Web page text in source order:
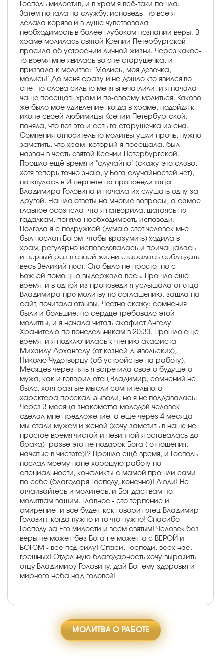
Господь милостив, и в храм я всё-таки пошла.
Затем попала на службу, исповедь, но все я
делала коряво и в душе чувствовала
необходимость в более глубоком познании веры. В
храме молилась святой Ксении Петербургской,
просила об устроении личной жизни. Через какое-
то время мне явилась во сне старушечка, и
призвала к молитве: "Молись, моя девочка,
молись!" До меня сразу и не дошло кто явился во
сне, но слова сильно меня впечатлили, и я начала
чаще посещать храм и по-своему молиться. Каково
же было мое удивление, когда в храме, подойдя к
иконе своей любимицы Ксении Петербургской,
поняла, что вот это и есть та старушечка из сна.
Сомнения относительно молитвы ушли прочь, нужно
заметить, что храм, который я посещала, был
назван в честь святой Ксении Петербургской.
Прошло ещё время и "случайно" (скажу это слово,
хотя теперь точно знаю, у Бога случайностей нет),
наткнулась в Интернете на проповеди отца
Владимира Головина и начала их слушать одну за
другой. Нашла ответы на многие вопросы, а самое
главное осознала, что я натворила, шатаясь по
гадалкам, поняла необходимость исповеди.
Полгода я с подружкой (думаю этот человек мне
был послан Богом, чтобы вразумить) ходила в
храм, регулярно исповедовалась и причащалась
и первый раз в своей жизни старалась соблюдать
весь Великий пост. Это было не просто, но с
Божьей помощью выдержала весь. Прошло ещё
время, и в одной из проповеди я услышала от отца
Владимира про молитву по соглашению, зашла на
сайт, почитала отзывы. Честно скажу: сомнения
были и большие, но сердце требовало этой
молитвы, и я начала читать акафист Ангелу
Хранителю по понедельникам в 20:30. Прошло ещё
время, и я подключилась к чтению акафиста
Михаилу Архангелу (от козней дьявольских),
Николю Чудотворцу (об устройстве на работу).
Месяцев через пять я встретила своего будущего
мужа, как и говорил отец Владимир, сомнений не
было, хотя разные мысли сомнительного
характера проскальзывали, но я не поддавалась.
Через 3 месяца знакомства молодой человек
сделал мне предложение, а ещё через 4 месяца
мы стали мужем и женой (хочу заметить в наше не
простое время чистой и невинной я оставалась до
брака), разве это не подарок Бога ( отношения,
начатые в чистоте)!? Прошло ещё время, и Господь
послал моему папе хорошую работу по
специальности, конфликты с мамой прошли сами
по себе (благодаря Господу, конечно)! Люди! Не
отчаивайтесь и молитесь, и Бог даст вам по
молитвам вашим. Главное - это терпение и
смирение, и все будет, как говорит отец Владимир
Головин, когда нужно и то что нужно! Спасибо
Господу за Его милости и всем святым! Человек без
веры не может, без Бога не может, а с ВЕРОЙ и
БОГОМ - все под силу! Спаси, Господи, всех нас,
грешных! Отдельную благодарность хочу выразить
отцу Владимиру Головину, дай Бог ему здоровья и
мирного неба над головой!
МОЛИТВА О РАБОТЕ